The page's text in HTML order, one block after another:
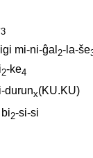
3
igi mi-ni-ĝal 2-la-še
2-ke4
durunx(KU.KU)
bi2-si-si